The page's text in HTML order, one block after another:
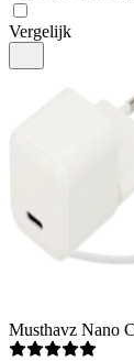
Vergelijk
Musthavz Nano